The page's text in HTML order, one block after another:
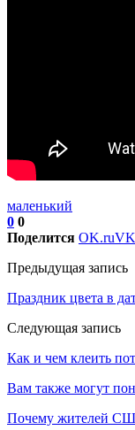
маленький
0 0
Поделится OK.ruVK
Предыдущая запись
Праздник цвета в
Следующая запись
Как и чем клеить
Вам также могут
Почему жителей